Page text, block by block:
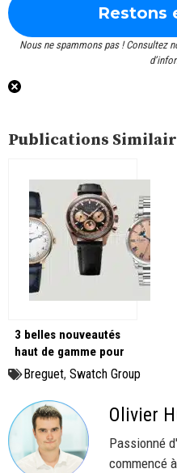
Nous ne spammons pas ! Consultez
Publications
3 belles nouveautés
haut de gamme pour
commencer mai !
Breguet, Swatch Group
Olivier
Passionné
commencé